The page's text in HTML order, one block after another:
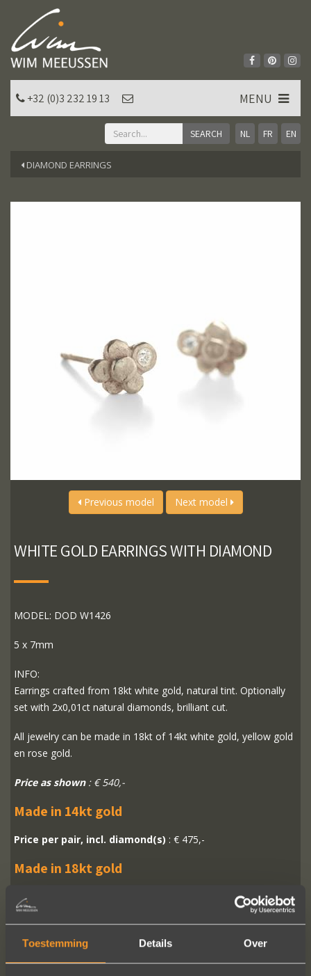
Toestemming Details Over
NL FR EN
+32 (0)3 232 19 13 MENU
DIAMOND EARRINGS
Previous model Next model
WHITE GOLD EARRINGS WITH DIAMOND
MODEL: DOD W1426
5 x 7mm
INFO:
Earrings crafted from 18kt white gold, natural tint. Optionally
set with 2x0,01ct natural diamonds, brilliant cut.
All jewelry can be made in 18kt of 14kt white gold, yellow gold
en rose gold.
Price as shown: € 540,-
Made in 14kt gold
Price per pair, incl. diamond(s) : € 475,-
Made in 18kt gold
Price per pair, incl. diamond(s)
READ MORE ORDER?